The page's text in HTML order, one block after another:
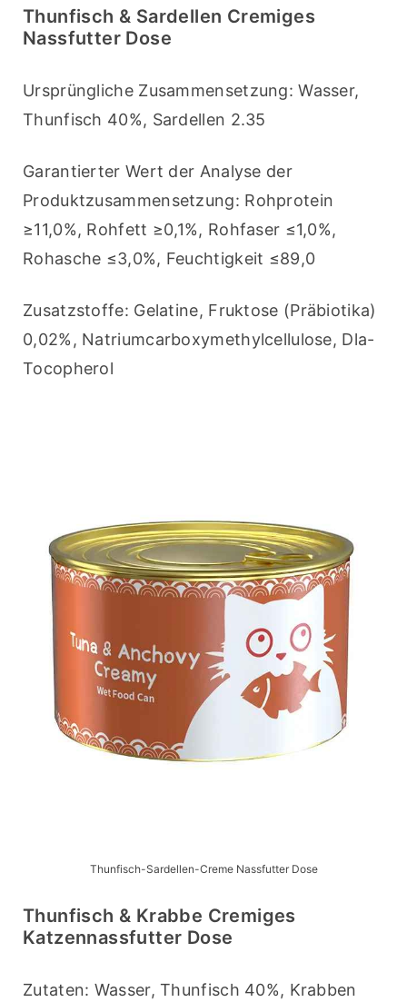
Thunfisch & Sardellen Cremiges
Nassfutter Dose
Ursprüngliche Zusammensetzung: Wasser,
Thunfisch 40%, Sardellen 2.35
Garantierter Wert der Analyse der
Produktzusammensetzung: Rohprotein
≥11,0%, Rohfett ≥0,1%, Rohfaser ≤1,0%,
Rohasche ≤3,0%, Feuchtigkeit ≤89,0
Zusatzstoffe: Gelatine, Fruktose (Präbiotika)
0,02%, Natriumcarboxymethylcellulose, Dla-
Tocopherol
Thunfisch-Sardellen-Creme Nassfutter Dose
Thunfisch & Krabbe Cremiges
Katzennassfutter Dose
Zutaten: Wasser, Thunfisch 40%, Krabben